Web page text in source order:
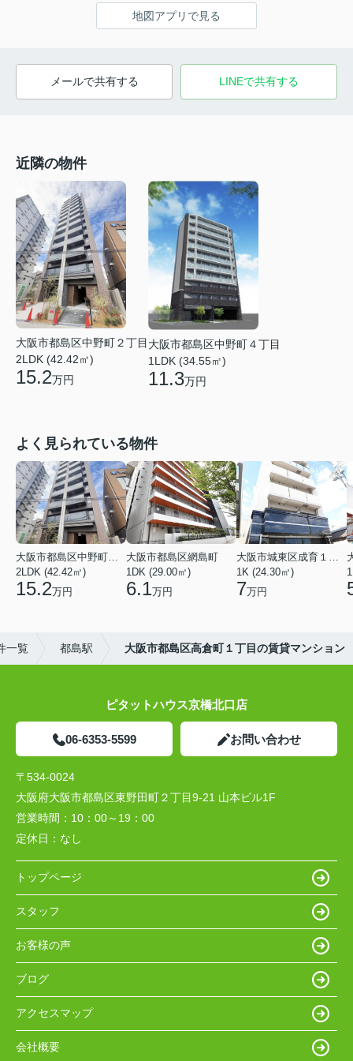
地図アプリで見る
メールで共有する LINEで共有する
近隣の物件
大阪市都島区中野町２丁目
2LDK (42.42㎡)
15.2万円
大阪市都島区中野町４丁目
1LDK (34.55㎡)
11.3万円
よく見られている物件
2LDK (42.42㎡)
15.2万円
大阪市都島区網島町
1DK (29.00㎡)
6.1万円
1K (24.30㎡)
7万円
一覧 都島駅 大阪市都島区高倉町１丁目の賃貸マンション
ピタットハウス京橋北口店
06-6353-5599 お問い合わせ
〒534-0024
大阪府大阪市都島区東野田町２丁目9-21 山本ビル1F
営業時間： 10：00～19：00
定休日： なし
トップページ
スタッフ
お客様の声
ブログ
アクセスマップ
会社概要